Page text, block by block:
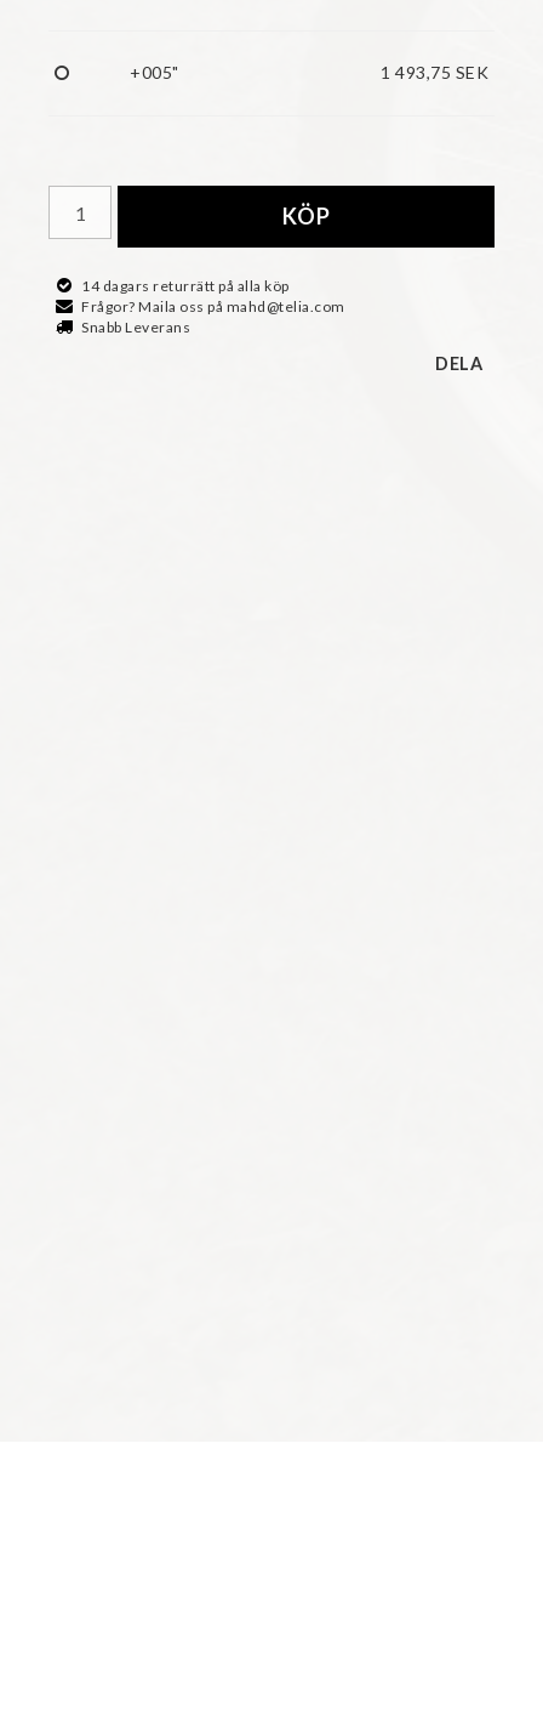
+005" 1 493,75 SEK
KÖP
14 dagars returrätt på alla köp
Frågor? Maila oss på mahd@telia.com
Snabb Leverans
DELA